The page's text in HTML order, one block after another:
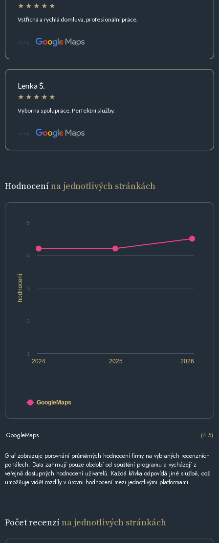
Vstřícná a rychlá domluva, profesionální práce.
Zdroj:
Lenka Š.
Výborná spolupráce. Perfektní služby.
Zdroj:
Hodnocenína jednotlivých stránkách
hodnocení
2024 2025 2026
1
2
3
4
5
GoogleMaps
GoogleMaps (4.5)
Graf zobrazuje porovnání průměrných hodnocení firmy na vybraných recenzních
portálech. Data zahrnují pouze období od spuštění programu a vycházejí z
veřejně dostupných hodnocení uživatelů. Každá křivka odpovídá jiné službě, což
umožňuje vidět rozdíly v úrovni hodnocení mezi jednotlivými platformami.
Počet recenzína jednotlivých stránkách